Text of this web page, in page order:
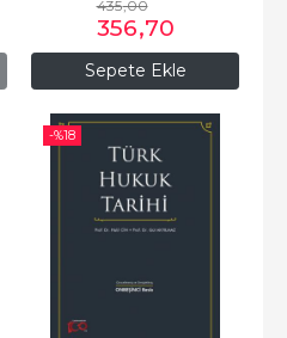
Sepete Ekle
435,00
356,70
-%18